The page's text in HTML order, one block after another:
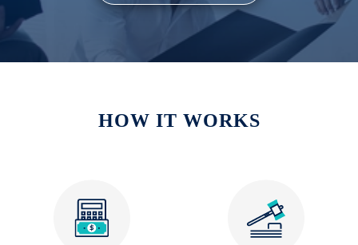
企業專案融資
企業專案融資
HOW IT WORKS